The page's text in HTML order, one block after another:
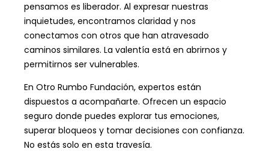
pensamos es liberador. Al expresar nuestras
inquietudes, encontramos claridad y nos
conectamos con otros que han atravesado
caminos similares. La valentía está en abrirnos y
permitirnos ser vulnerables.
En Otro Rumbo Fundación, expertos están
dispuestos a acompañarte. Ofrecen un espacio
seguro donde puedes explorar tus emociones,
superar bloqueos y tomar decisiones con confianza.
No estás solo en esta travesía.